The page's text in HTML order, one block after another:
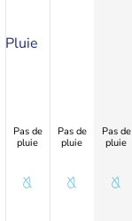
Pluie
Pas de
pluie
Pas de
pluie
Pas de
pluie